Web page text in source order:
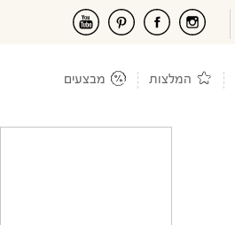
המלצות מבצעים